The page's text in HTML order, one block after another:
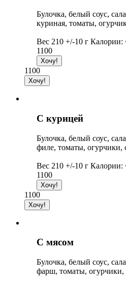
Булочка, белый соус,
куриная, томаты,
Вес 210 +/-10 г Калории:
1100
1100
С курицей
Булочка, белый соус,
филе, томаты, огурчики,
Вес 210 +/-10 г Калории:
1100
1100
С мясом
Булочка, белый соус,
фарш, томаты, огурчики,